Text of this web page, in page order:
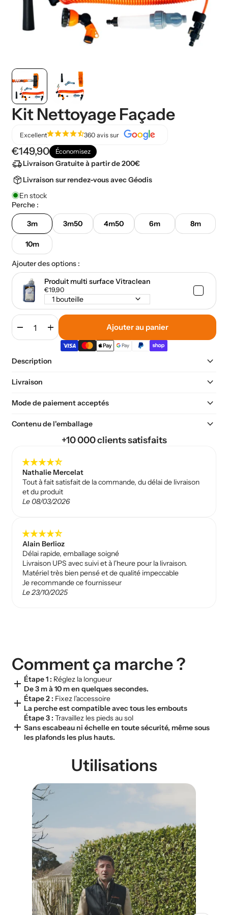
Kit Nettoyage Façade
Excellentstarstarstarstarstar_half360 avis sur
€149,90 Économisez
delivery_truck_speedLivraison Gratuite à partir de 200€
package_2Livraison sur rendez-vous avec Géodis
En stock
Perche :
3m 3m50 4m50 6m 8m
10m
Ajouter des options :
Produit multi surface Vitraclean
€19,90
keyboard_arrow_down
remove add Ajouter au panier
Description keyboard_arrow_down
Livraison keyboard_arrow_down
Mode de paiement acceptés keyboard_arrow_down
Contenu de l'emballage keyboard_arrow_down
+10 000 clients satisfaits
star_ratestar_ratestar_ratestar_ratestar_rate_half
Nathalie Mercelat
Tout à fait satisfait de la commande, du délai de livraison
et du produit
Le 08/03/2026
star_ratestar_ratestar_ratestar_ratestar_rate_half
Alain Berlioz
Délai rapide, emballage soigné
Livraison UPS avec suivi et à l'heure pour la livraison.
Matériel très bien pensé et de qualité impeccable
Je recommande ce fournisseur
Le 23/10/2025
Comment ça marche ?
add Étape 1 : Réglez la longueur
De 3 m à 10 m en quelques secondes.
add Étape 2 : Fixez l'accessoire
La perche est compatible avec tous les embouts
add
Étape 3 : Travaillez les pieds au sol
Sans escabeau ni échelle en toute sécurité, même sous
les plafonds les plus hauts.
Utilisations